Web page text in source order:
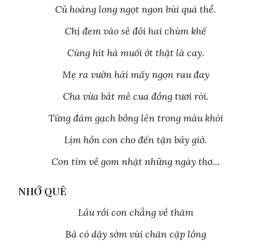
Củ hoàng long ngọt ngon bùi quá thể.
Chị đem vào sẻ đôi hai chùm khế
Cùng hít hà muối ớt thật là cay.
Mẹ ra vườn hái mấy ngọn rau đay
Cha vừa bắt mẻ cua đồng tươi rói.
Từng đám gạch bồng lên trong màu khói
Lịm hồn con cho đến tận bây giờ.
Con tìm về gom nhặt những ngày thơ…
NHỚ QUÊ
Lâu rồi con chẳng về thăm
Bà có dậy sớm vùi chăn cặp lồng